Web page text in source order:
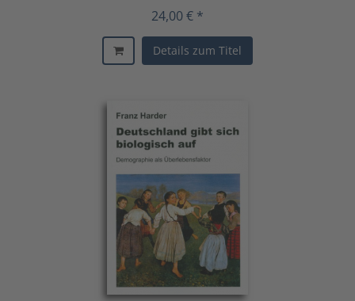
24,00 € *
Details zum Titel